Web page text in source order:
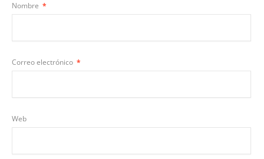
Nombre *
Correo electrónico *
Web